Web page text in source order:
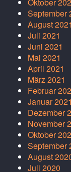
Oktober
September
August 2021
Juli 2021
Juni 2021
Mai 2021
April 2021
März 2021
Februar
Januar 2021
Dezember
November
Oktober
September
August
Juli 2020